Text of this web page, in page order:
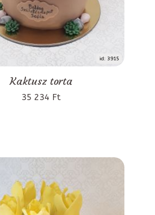
id: 3915
Kaktusz torta
35 234 Ft